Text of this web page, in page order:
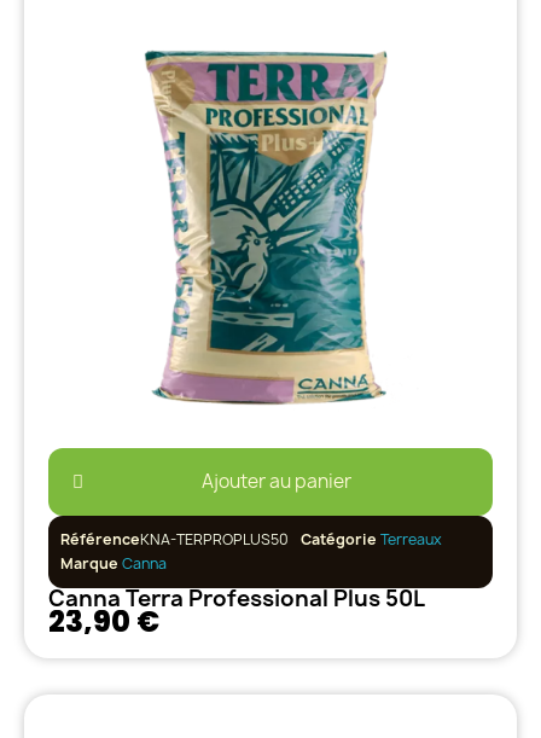
Ajouter au panier
RéférenceKNA-TERPROPLUS50 Catégorie Terreaux
Marque Canna
Canna Terra Professional Plus 50L
23,90 €